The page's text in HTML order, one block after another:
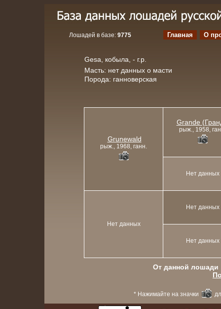
Лошадей в базе: 9775 Главная О
Gesa, кобыла, - г.р.
Масть: нет данных о масти
Порода: ганноверская
Grunewald
рыж., 1968, ганн.
Grande
рыж., 1958,
Нет данных
Нет данных
Нет данных
Нет данных
От данной лошади
* Нажимайте на значки